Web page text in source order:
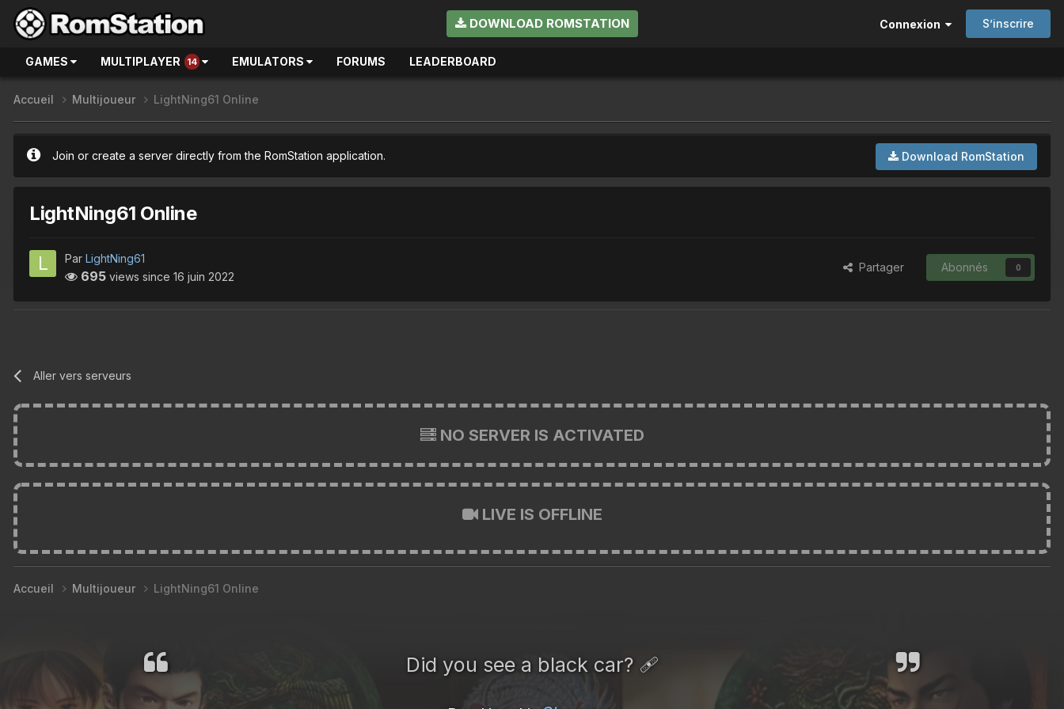
DOWNLOAD ROMSTATION Connexion S’inscrire
GAMES MULTIPLAYER 14 EMULATORS FORUMS LEADERBOARD
Accueil Multijoueur LightNing61 Online
Download RomStation
Join or create a server directly from the RomStation application.
LightNing61 Online
Par LightNing61
695 views since 16 juin 2022
Partager Abonnés 0
Aller vers serveurs
NO SERVER IS ACTIVATED
LIVE IS OFFLINE
Accueil Multijoueur LightNing61 Online
Did you see a black car? 🩹